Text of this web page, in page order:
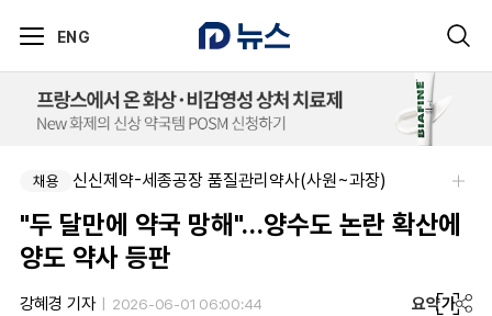
ENG
채용 신신제약-세종공장 품질관리약사(사원~과장)
"두 달만에 약국 망해"…양수도 논란 확산에
양도 약사 등판
강혜경 기자 2026-06-01 06:00:44 요약가